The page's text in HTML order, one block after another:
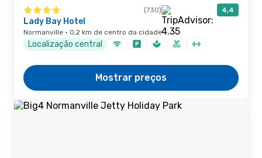
(730) 4,4
Lady Bay Hotel
Normanville · 0,2 km de centro da cidade
Localização central
Mostrar preços